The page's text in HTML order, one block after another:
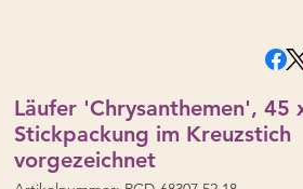
Läufer 'Chrysanthemen', 45
Stickpackung im Kreuzstich
vorgezeichnet